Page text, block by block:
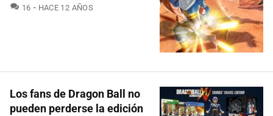
16 COMENTARIOS
HACE 12 AÑOS
Los fans de Dragon Ball no
pueden perderse la edición